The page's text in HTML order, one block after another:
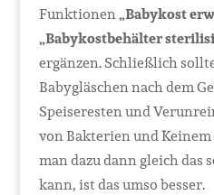
Funktionen„Babykost
„Babykostbehälter
ergänzen. Schließlich
Babygläschen nach dem
Speiseresten und
von Bakterien und
man dazu dann gleich das
kann, ist das umso besser.